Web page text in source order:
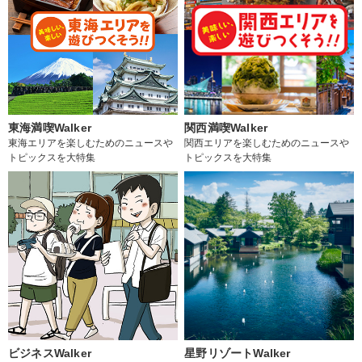
東海満喫Walker
東海エリアを楽しむためのニュースや
トピックスを大特集
関西満喫Walker
関西エリアを楽しむためのニュースや
トピックスを大特集
ビジネスWalker 星野リゾートWalker